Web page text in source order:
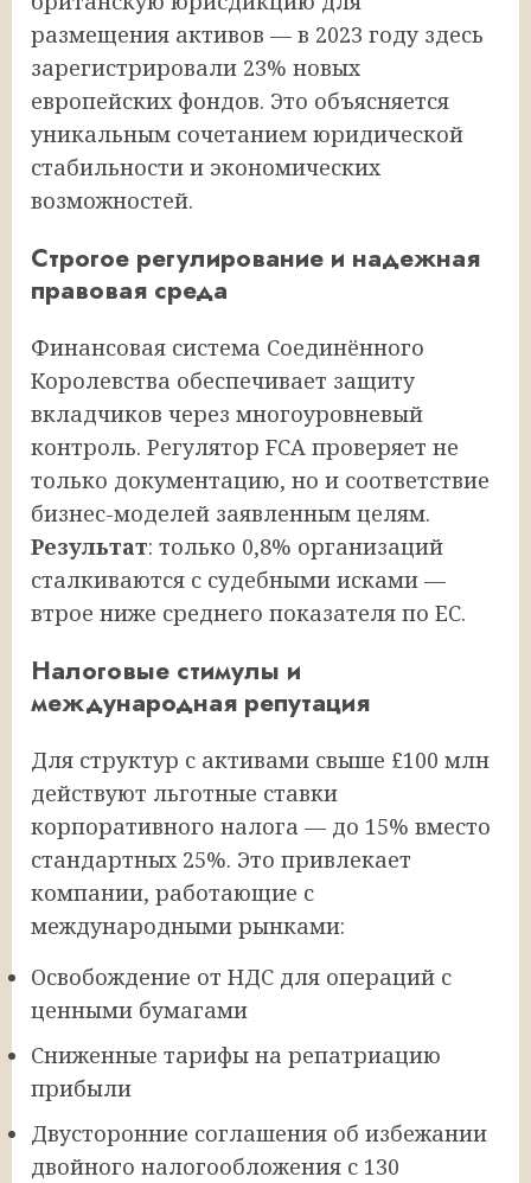
размещения активов — в 2023 году здесь
зарегистрировали 23% новых
европейских фондов. Это объясняется
уникальным сочетанием юридической
стабильности и экономических
возможностей.
Строгое регулирование и надежная
правовая среда
Финансовая система Соединённого
Королевства обеспечивает защиту
вкладчиков через многоуровневый
контроль. Регулятор FCA проверяет не
только документацию, но и соответствие
бизнес-моделей заявленным целям.
Результат: только 0,8% организаций
сталкиваются с судебными исками —
втрое ниже среднего показателя по ЕС.
Налоговые стимулы и
международная репутация
Для структур с активами свыше £100 млн
действуют льготные ставки
корпоративного налога — до 15% вместо
стандартных 25%. Это привлекает
компании, работающие с
международными рынками:
Освобождение от НДС для операций с
ценными бумагами
Сниженные тарифы на репатриацию
прибыли
Двусторонние соглашения об избежании
двойного налогообложения с 130